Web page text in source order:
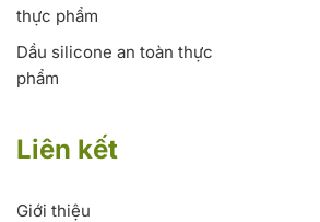
thực phẩm
Dầu silicone an toàn thực
phẩm
Liên kết
Giới thiệu